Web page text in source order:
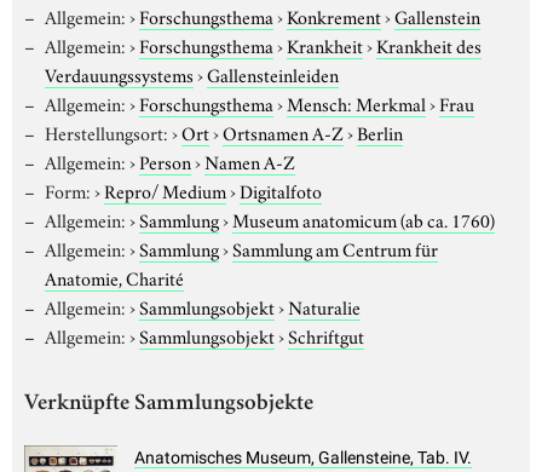
Allgemein:›Forschungsthema›Konkrement›Gallenstein
Allgemein:›Forschungsthema›Krankheit›Krankheit des
Verdauungssystems›Gallensteinleiden
Allgemein:›Forschungsthema›Mensch: Merkmal›Frau
Herstellungsort:›Ort›Ortsnamen A-Z›Berlin
Allgemein:›Person›Namen A-Z
Form:›Repro/ Medium›Digitalfoto
Allgemein:›Sammlung›Museum anatomicum (ab ca. 1760)
Allgemein:›Sammlung›Sammlung am Centrum für
Anatomie, Charité
Allgemein:›Sammlungsobjekt›Naturalie
Allgemein:›Sammlungsobjekt›Schriftgut
Verknüpfte Sammlungsobjekte
Anatomisches Museum, Gallensteine, Tab. IV.